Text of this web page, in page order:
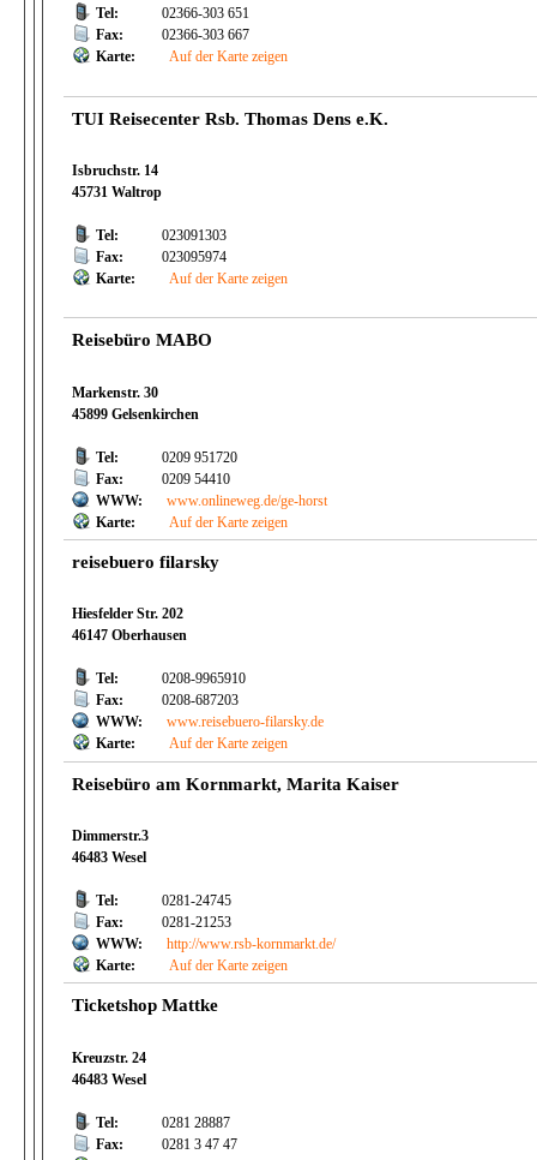
Tel:
02366-303 651
Fax:
02366-303 667
Karte:
Auf der Karte zeigen
TUI Reisecenter Rsb. Thomas Dens e.K.
Isbruchstr. 14
45731 Waltrop
Tel:
023091303
Fax:
023095974
Karte:
Auf der Karte zeigen
Reisebüro MABO
Markenstr. 30
45899 Gelsenkirchen
Tel:
0209 951720
Fax:
0209 54410
WWW:
www.onlineweg.de/ge-horst
Karte:
Auf der Karte zeigen
reisebuero filarsky
Hiesfelder Str. 202
46147 Oberhausen
Tel:
0208-9965910
Fax:
0208-687203
WWW:
www.reisebuero-filarsky.de
Karte:
Auf der Karte zeigen
Reisebüro am Kornmarkt, Marita Kaiser
Dimmerstr.3
46483 Wesel
Tel:
0281-24745
Fax:
0281-21253
WWW:
http://www.rsb-kornmarkt.de/
Karte:
Auf der Karte zeigen
Ticketshop Mattke
Kreuzstr. 24
46483 Wesel
Tel:
0281 28887
Fax:
0281 3 47 47